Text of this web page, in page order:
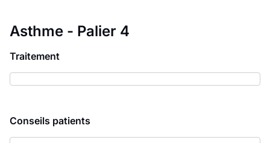
Asthme - Palier 4
Traitement
Conseils patients